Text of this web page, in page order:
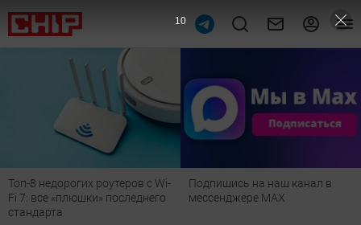
Топ-8 недорогих роутеров с Wi-
Fi 7: все «плюшки» последнего
стандарта
Подпишись на наш канал в
мессенджере МАХ
9